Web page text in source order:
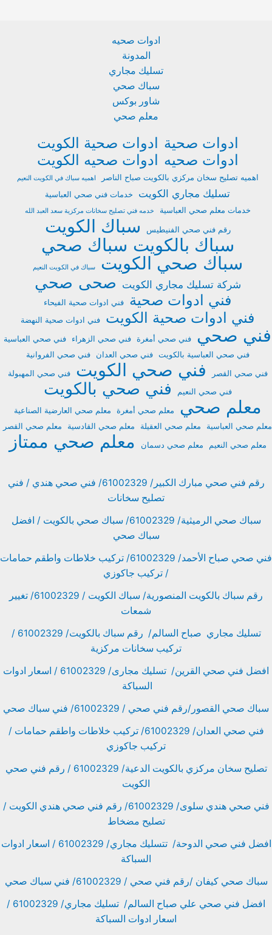
ادوات صحيه
المدونة
تسليك مجاري
سباك صحي
شاور بوكس
معلم صحي
ادوات صحية ادوات صحية الكويت
ادوات صحيه ادوات صحيه الكويت
اهميه تصليح سخان مركزي بالكويت صباح الناصر اهميه سباك في الكويت النعيم
تسليك مجاري الكويت
خدمات فني صحي العباسية
خدمات معلم صحي العباسية
خدمه فني تصليح سخانات مركزية سعد العبد الله
رقم فني صحي الفنيطيس
سباك الكويت
سباك بالكويت سباك صحي
سباك صحي الكويت
سباك في الكويت النعيم
شركة تسليك مجاري الكويت صحى صحي
فني ادوات صحية فني ادوات صحية الفيحاء
فني ادوات صحية الكويت فني ادوات صحية النهضة
فني صحي فني صحي أمغرة فني صحي الزهراء
فني صحي العباسية
فني صحي العباسية بالكويت
فني صحي العدان فني صحي الفروانية
فني صحي القصر فني صحي الكويت
فني صحي المهبولة
فني صحي النعيم
فني صحي بالكويت
معلم صحي معلم صحي أمغرة
معلم صحي العارضية الصناعية
معلم صحي العباسية
معلم صحي العقيلة معلم صحي القادسية معلم صحي القصر
معلم صحي النعيم معلم صحي دسمان معلم صحي ممتاز
رقم فني صحي مبارك الكبير/ 61002329/ فني صحي هندي / فني
تصليح سخانات
سباك صحي الرميثية/ 61002329/ سباك صحي بالكويت / افضل
سباك صحي
فني صحي صباح الأحمد/ 61002329/ تركيب خلاطات واطقم حمامات
/ تركيب جاكوزي
رقم سباك بالكويت المنصورية/ سباك الكويت / 61002329/ تغيير
شمعات
تسليك مجاري صباح السالم/ رقم سباك بالكويت/ 61002329 /
تركيب سخانات مركزية
افضل فني صحي القرين/ تسليك مجارى/ 61002329 / اسعار ادوات
السباكة
سباك صحي القصور/رقم فني صحي / 61002329/ فني سباك صحي
فني صحي العدان/ 61002329/ تركيب خلاطات واطقم حمامات /
تركيب جاكوزي
تصليح سخان مركزي بالكويت الدعية/ 61002329 / رقم فني صحي
الكويت
فني صحي هندي سلوى/ 61002329/ رقم فني صحي هندي الكويت /
تصليح مضخاط
افضل فني صحي الدوحة/ تتسليك مجاري/ 61002329 / اسعار ادوات
السباكة
سباك صحي كيفان /رقم فني صحي / 61002329/ فني سباك صحي
افضل فني صحي علي صباح السالم/ تسليك مجاري/ 61002329 /
اسعار ادوات السباكة